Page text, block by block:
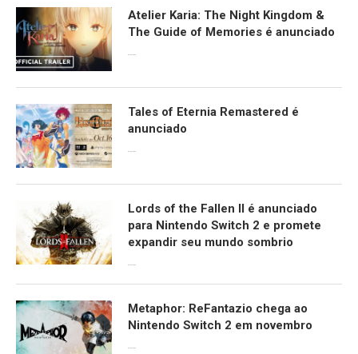
Atelier Karia: The Night Kingdom &
The Guide of Memories é anunciado
Tales of Eternia Remastered é
anunciado
Lords of the Fallen II é anunciado
para Nintendo Switch 2 e promete
expandir seu mundo sombrio
Metaphor: ReFantazio chega ao
Nintendo Switch 2 em novembro